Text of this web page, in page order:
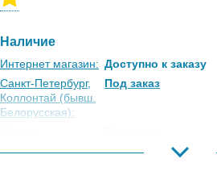
Наличие
Интернет магазин: Доступно к заказу
Санкт-Петербург,
Коллонтай (бывш.
Белорусская):
Под заказ